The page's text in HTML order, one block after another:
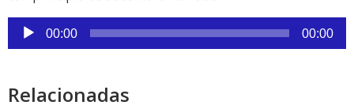
Reproductor
de
00:00 00:00
Relacionadas